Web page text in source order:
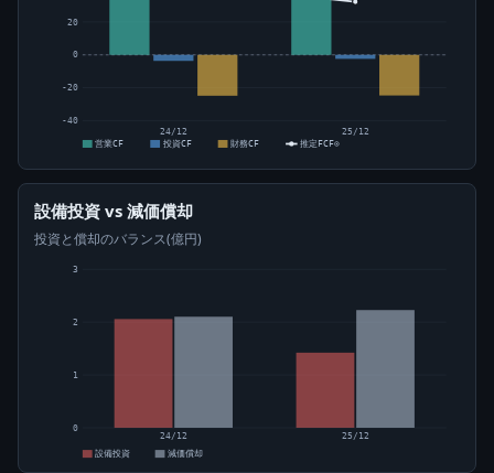
-40
-20
0
20
24/12
25/12
営業CF
投資CF 財務CF 推定FCF⊙
設備投資 vs 減価償却
投資と償却のバランス(億円)
0
1
2
3
24/12
25/12
設備投資
減価償却